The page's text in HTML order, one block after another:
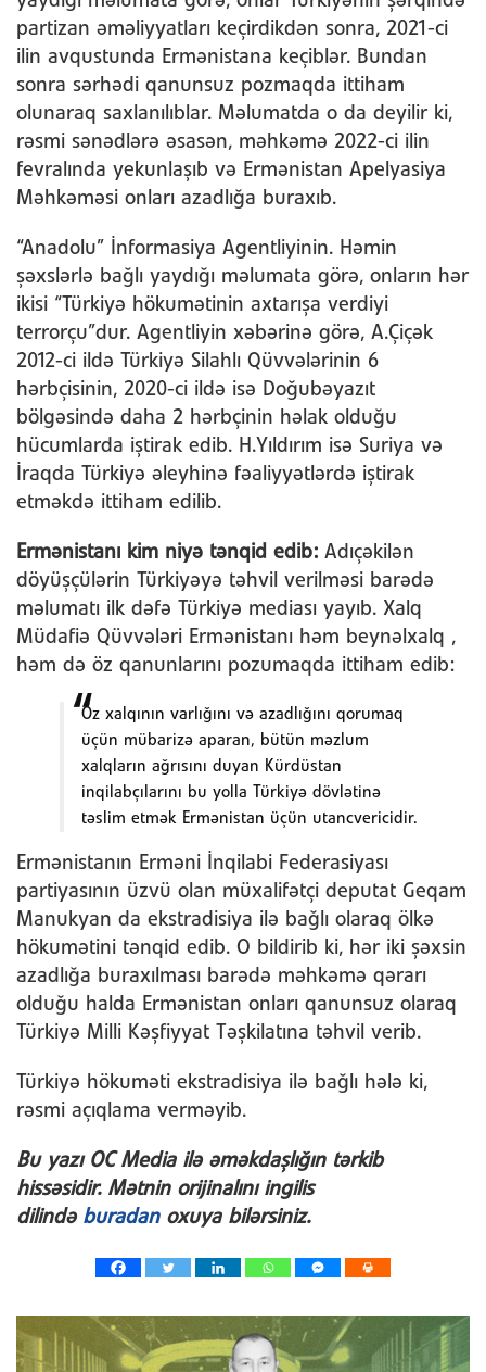
partizan əməliyyatları keçirdikdən sonra, 2021-ci
ilin avqustunda Ermənistana keçiblər. Bundan
sonra sərhədi qanunsuz pozmaqda ittiham
olunaraq saxlanılıblar. Məlumatda o da deyilir ki,
rəsmi sənədlərə əsasən, məhkəmə 2022-ci ilin
fevralında yekunlaşıb və Ermənistan Apelyasiya
Məhkəməsi onları azadlığa buraxıb.
“Anadolu” İnformasiya Agentliyinin. Həmin
şəxslərlə bağlı yaydığı məlumata görə, onların hər
ikisi “Türkiyə hökumətinin axtarışa verdiyi
terrorçu”dur. Agentliyin xəbərinə görə, A.Çiçək
2012-ci ildə Türkiyə Silahlı Qüvvələrinin 6
hərbçisinin, 2020-ci ildə isə Doğubəyazıt
bölgəsində daha 2 hərbçinin həlak olduğu
hücumlarda iştirak edib. H.Yıldırım isə Suriya və
İraqda Türkiyə əleyhinə fəaliyyətlərdə iştirak
etməkdə ittiham edilib.
Ermənistanı kim niyə tənqid edib: Adıçəkilən
döyüşçülərin Türkiyəyə təhvil verilməsi barədə
məlumatı ilk dəfə Türkiyə mediası yayıb. Xalq
Müdafiə Qüvvələri Ermənistanı həm beynəlxalq ,
həm də öz qanunlarını pozumaqda ittiham edib:
Öz xalqının varlığını və azadlığını qorumaq
üçün mübarizə aparan, bütün məzlum
xalqların ağrısını duyan Kürdüstan
inqilabçılarını bu yolla Türkiyə dövlətinə
təslim etmək Ermənistan üçün utancvericidir.
Ermənistanın Erməni İnqilabi Federasiyası
partiyasının üzvü olan müxalifətçi deputat Geqam
Manukyan da ekstradisiya ilə bağlı olaraq ölkə
hökumətini tənqid edib. O bildirib ki, hər iki şəxsin
azadlığa buraxılması barədə məhkəmə qərarı
olduğu halda Ermənistan onları qanunsuz olaraq
Türkiyə Milli Kəşfiyyat Təşkilatına təhvil verib.
Türkiyə hökuməti ekstradisiya ilə bağlı hələ ki,
rəsmi açıqlama verməyib.
Bu yazı OC Media ilə əməkdaşlığın tərkib
hissəsidir. Mətnin orijinalını ingilis
dilində buradan oxuya bilərsiniz.